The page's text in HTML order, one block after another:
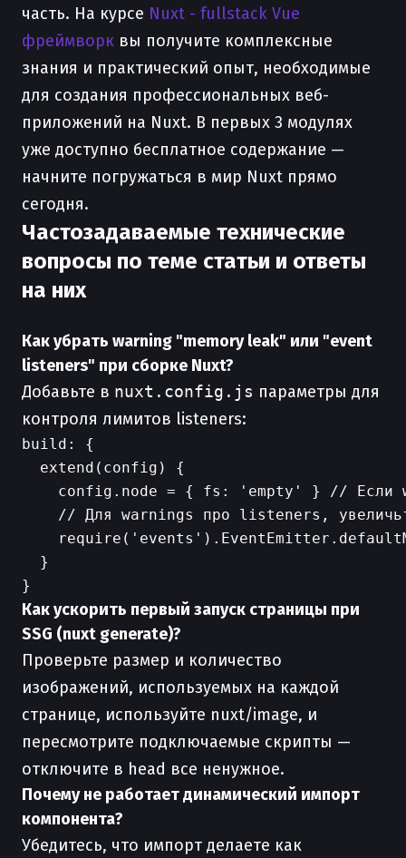
часть. На курсе Nuxt - fullstack Vue
фреймворк вы получите комплексные
знания и практический опыт, необходимые
для создания профессиональных веб-
приложений на Nuxt. В первых 3 модулях
уже доступно бесплатное содержание —
начните погружаться в мир Nuxt прямо
сегодня.
Частозадаваемые технические
вопросы по теме статьи и ответы
на них
Как убрать warning "memory leak" или "event
listeners" при сборке Nuxt?
Добавьте в nuxt.config.js параметры для
контроля лимитов listeners:
build: {
  extend(config) {
config.node = { fs: 'empty' } // Если
// Для warnings про listeners,
  }
Как ускорить первый запуск страницы при
SSG (nuxt generate)?
Проверьте размер и количество
изображений, используемых на каждой
странице, используйте nuxt/image, и
пересмотрите подключаемые скрипты —
отключите в head все ненужное.
Почему не работает динамический импорт
компонента?
Убедитесь, что импорт делаете как